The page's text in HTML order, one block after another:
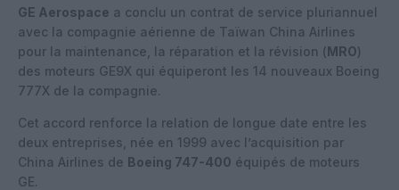
GE Aerospace a conclu un contrat de service pluriannuel
avec la compagnie aérienne de Taïwan China Airlines
pour la maintenance, la réparation et la révision (MRO)
des moteurs GE9X qui équiperont les 14 nouveaux Boeing
777X de la compagnie.
Cet accord renforce la relation de longue date entre les
deux entreprises, née en 1999 avec l’acquisition par
China Airlines de Boeing 747-400 équipés de moteurs
GE.